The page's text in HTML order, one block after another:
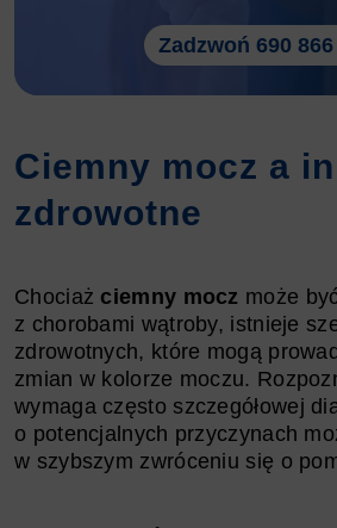
Zadzwoń 690 866
Ciemny mocz a
zdrowotne
Chociaż ciemny mocz może
z chorobami wątroby, istnieje
zdrowotnych, które mogą
zmian w kolorze moczu.
wymaga często szczegółowej
o potencjalnych przyczynach
w szybszym zwróceniu się o